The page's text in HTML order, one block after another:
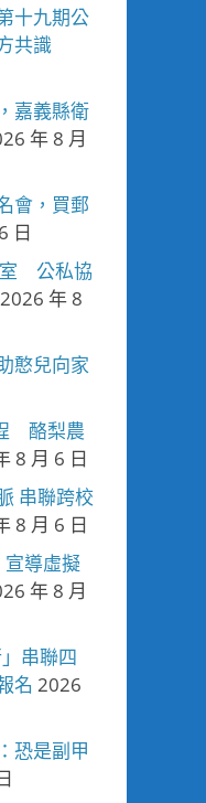
十九期公
共識
嘉義縣衛
年 8 月
會，買郵
日
室 公私協
2026 年 8
憨兒向家
酪梨農
8 月 6 日
串聯跨校
8 月 6 日
導虛擬
年 8 月
串聯四
名 2026
恐是副甲